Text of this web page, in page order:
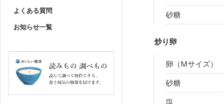
よくある質問
お知らせ一覧
砂糖
炒り卵
卵（Mサイズ）
砂糖
塩